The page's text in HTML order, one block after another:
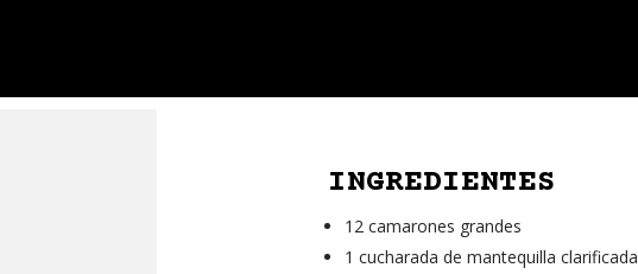
INGREDIENTES
12 camarones grandes
1 cucharada de mantequilla clarificada